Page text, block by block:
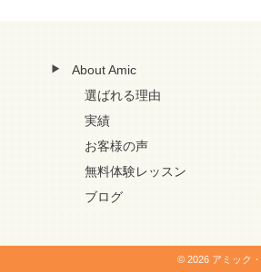
About Amic
選ばれる理由
実績
お客様の声
無料体験レッスン
ブログ
© 2026 アミック